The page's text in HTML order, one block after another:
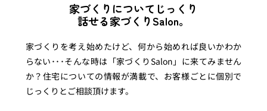
家づくりについてじっくり
話せる家づくりSalon。
家づくりを考え始めたけど、何から始めれば良いかわか
らない･･･そんな時は「家づくりSalon」に来てみません
か？住宅についての情報が満載で、お客様ごとに個別で
じっくりとご相談頂けます。